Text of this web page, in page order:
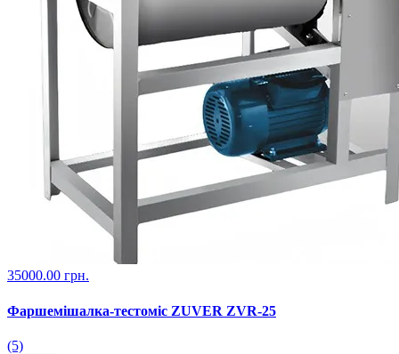
35000.00 грн.
Фаршемішалка-тестоміс ZUVER ZVR-25
(5)